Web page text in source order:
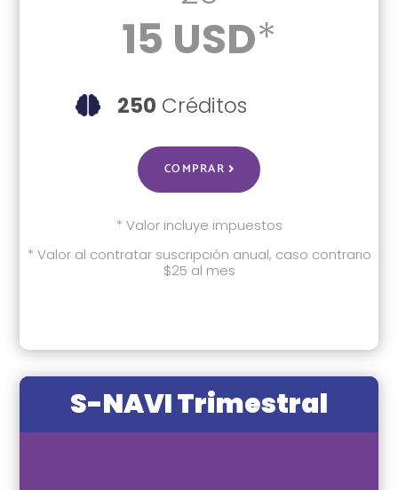
15 USD*
 250 Créditos
COMPRAR
* Valor incluye impuestos
* Valor al contratar suscripción anual, caso contrario
$25 al mes
S-NAVI Trimestral